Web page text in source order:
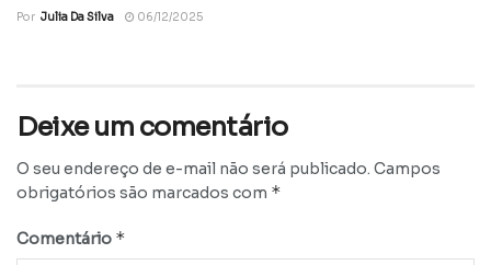
Por Julia Da Silva 06/12/2025
Deixe um comentário
O seu endereço de e-mail não será publicado. Campos
obrigatórios são marcados com *
Comentário *